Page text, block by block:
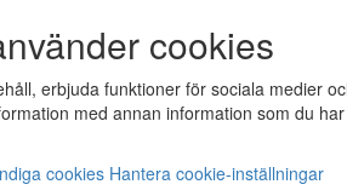
cookies
erbjuda funktioner för sociala medier
med annan information som du
cookies Hantera cookie-inställningar